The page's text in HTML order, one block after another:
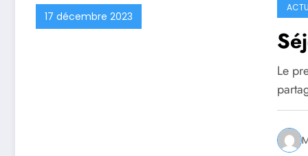
17 décembre 2023
Le